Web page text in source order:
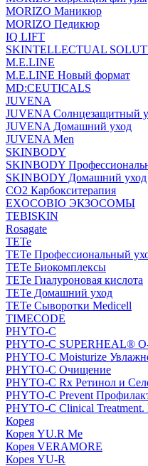
MORIZO Маникюр
MORIZO Педикюр
IQ LIFT
SKINTELLECTUAL
M.E.LINE
M.E.LINE Новый формат
MD:CEUTICALS
JUVENA
JUVENA Солнцезащитный
JUVENA Домашний уход
JUVENA Men
SKINBODY
SKINBODY
SKINBODY Домашний уход
CO2 Карбокситерапия
EXOCOBIO ЭКЗОСОМЫ
TEBISKIN
Rosagate
TETe
TETe Профессиональный
TETe Биокомплексы
TETe Гиалуроновая кислота
TETe Домашний уход
TETe Сыворотки Medicell
TIMECODE
PHYTO-C
PHYTO-C SUPERHEAL®
PHYTO-C Moisturize
PHYTO-C Очищение
PHYTO-C Rx Ретинол и
PHYTO-C Prevent
PHYTO-C Clinical
Корея
Корея YU.R Me
Корея VERAMORE
Корея YU-R